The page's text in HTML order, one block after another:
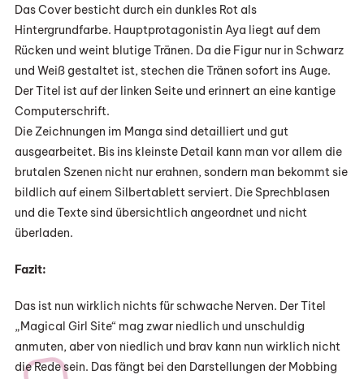
Das Cover besticht durch ein dunkles Rot als
Hintergrundfarbe. Hauptprotagonistin Aya liegt auf dem
Rücken und weint blutige Tränen. Da die Figur nur in Schwarz
und Weiß gestaltet ist, stechen die Tränen sofort ins Auge.
Der Titel ist auf der linken Seite und erinnert an eine kantige
Computerschrift.
Die Zeichnungen im Manga sind detailliert und gut
ausgearbeitet. Bis ins kleinste Detail kann man vor allem die
brutalen Szenen nicht nur erahnen, sondern man bekommt sie
bildlich auf einem Silbertablett serviert. Die Sprechblasen
und die Texte sind übersichtlich angeordnet und nicht
überladen.
Fazit:
Das ist nun wirklich nichts für schwache Nerven. Der Titel
„Magical Girl Site“ mag zwar niedlich und unschuldig
anmuten, aber von niedlich und brav kann nun wirklich nicht
die Rede sein. Das fängt bei den Darstellungen der Mobbing